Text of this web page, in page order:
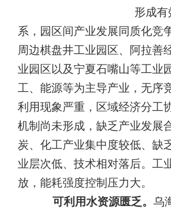
形成
系，园区间产业发展同质化竞
周边棋盘井工业园区、 阿拉善
业园区以及宁夏石嘴山等工业
工、 能源等为主导产业，无序
利用现象严重，区域经济分工
机制尚未形成，缺乏产业发展
炭、化工产业集中度较低、缺
业层次低、技术相对落后。工
放，能耗强度控制压力大。
可利用水资源匮乏。 乌